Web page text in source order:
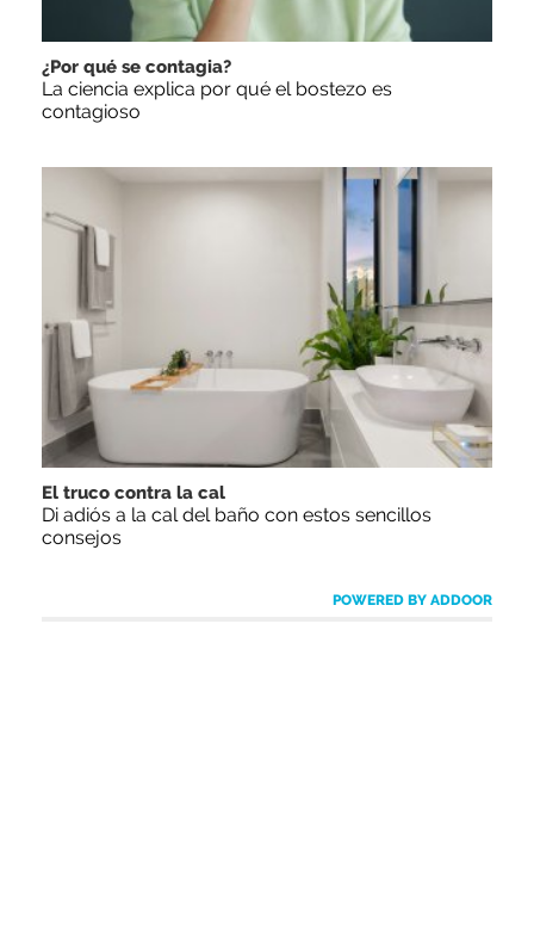
¿Por qué se contagia?
La ciencia explica por qué el bostezo es
contagioso
El truco contra la cal
Di adiós a la cal del baño con estos sencillos
consejos
POWERED BY ADDOOR